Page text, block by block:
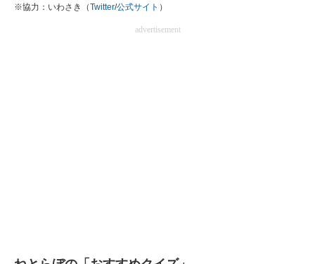
※協力：いわさき（Twitter/公式サイト ）
advertisement